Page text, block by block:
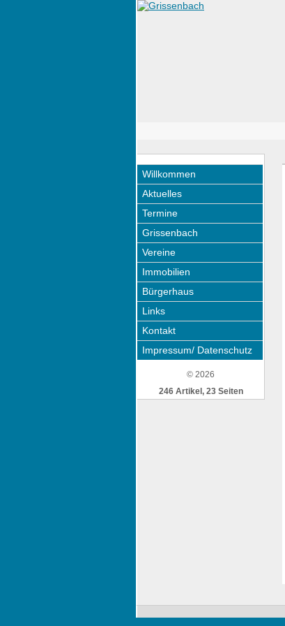
Willkommen
Aktuelles
Termine
Grissenbach
Vereine
Immobilien
Bürgerhaus
Links
Kontakt
Impressum/ Datenschutz
© 2026
246 Artikel, 23 Seiten